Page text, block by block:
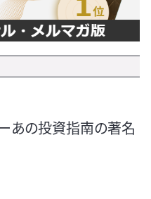
あの投資指南の著名